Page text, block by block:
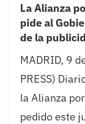
La Alianza
pide al
de la
MADRID, 9
PRESS)
la Alianza
pedido este